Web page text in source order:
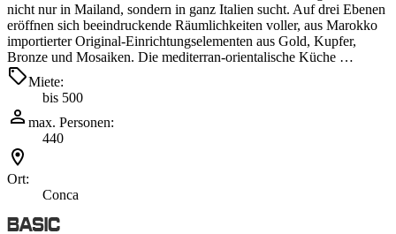
nicht nur in Mailand, sondern in ganz Italien sucht. Auf drei Ebenen
eröffnen sich beeindruckende Räumlichkeiten voller, aus Marokko
importierter Original-Einrichtungselementen aus Gold, Kupfer,
Bronze und Mosaiken. Die mediterran-orientalische Küche …
Miete:
bis 500
max. Personen:
440
Ort:
Conca